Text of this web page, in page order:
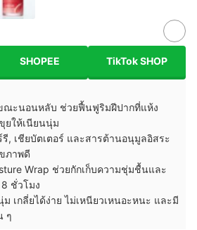
SHOPEE TikTok SHOP
ณะนอนหลับ ช่วยฟื้นฟูริมฝีปากที่แห้ง
ยให้เนียนนุ่ม
, เชียบัตเตอร์ และสารต้านอนุมูลอิสระ
ภาพดี
Wrap ช่วยกักเก็บความชุ่มชื้นและ
ชั่วโมง
เกลี่ยได้ง่าย ไม่เหนียวเหนอะหนะ และมี
ๆ